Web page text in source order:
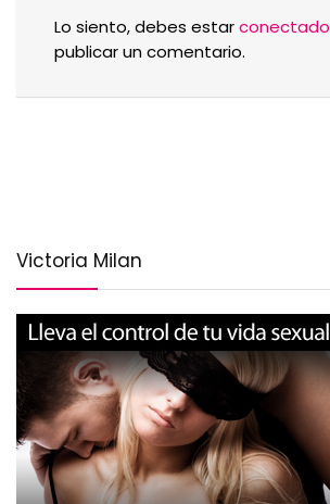
Lo siento, debes estarconectado
publicar un comentario.
Victoria Milan